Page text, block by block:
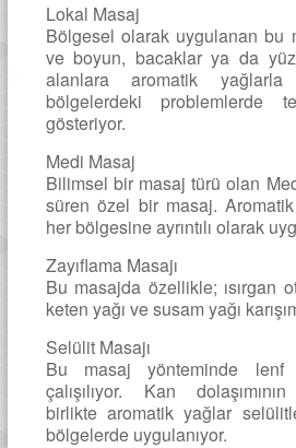
Lokal Masaj
Bölgesel olarak uygulanan bu
ve boyun, bacaklar ya da
alanlara aromatik yağlarla
bölgelerdeki problemlerde
gösteriyor.
Medi Masaj
Bilimsel bir masaj türü olan
süren özel bir masaj.
her bölgesine ayrıntılı olarak
Zayıflama Masajı
Bu masajda özellikle; ısırgan
keten yağı ve susam yağı
Selülit Masajı
Bu masaj yönteminde lenf
çalışılıyor. Kan dolaşımının
birlikte aromatik yağlar
bölgelerde uygulanıyor.